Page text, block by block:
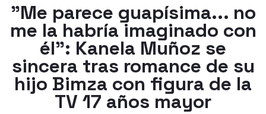
"Me parece guapísima... no
me la habría imaginado con
él": Kanela Muñoz se
sincera tras romance de su
hijo Bimza con figura de la
TV 17 años mayor